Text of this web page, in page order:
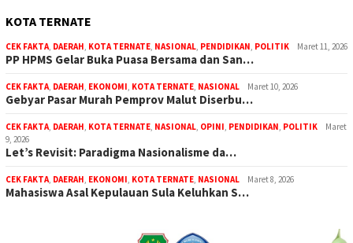
KOTA TERNATE
CEK FAKTA, DAERAH, KOTA TERNATE, NASIONAL, PENDIDIKAN, POLITIK Maret 11, 2026
PP HPMS Gelar Buka Puasa Bersama dan San…
CEK FAKTA, DAERAH, EKONOMI, KOTA TERNATE, NASIONAL Maret 10, 2026
Gebyar Pasar Murah Pemprov Malut Diserbu…
CEK FAKTA, DAERAH, KOTA TERNATE, NASIONAL, OPINI, PENDIDIKAN, POLITIK
Maret
9, 2026
Let’s Revisit: Paradigma Nasionalisme da…
CEK FAKTA, DAERAH, EKONOMI, KOTA TERNATE, NASIONAL Maret 8, 2026
Mahasiswa Asal Kepulauan Sula Keluhkan S…